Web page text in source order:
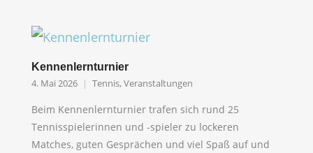
Kennenlernturnier
4. Mai 2026 Tennis, Veranstaltungen
Beim Kennenlernturnier trafen sich rund 25
Tennisspielerinnen und -spieler zu lockeren
Matches, guten Gesprächen und viel Spaß auf und